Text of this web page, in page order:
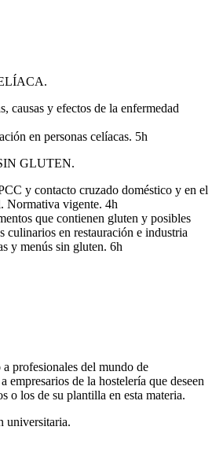
causas y efectos de la enfermedad
en personas celíacas. 5h
GLUTEN.
y contacto cruzado doméstico y en el
Normativa vigente. 4h
que contienen gluten y posibles
culinarios en restauración e industria
y menús sin gluten. 6h
a profesionales del mundo de
empresarios de la hostelería que deseen
o los de su plantilla en esta materia.
universitaria.